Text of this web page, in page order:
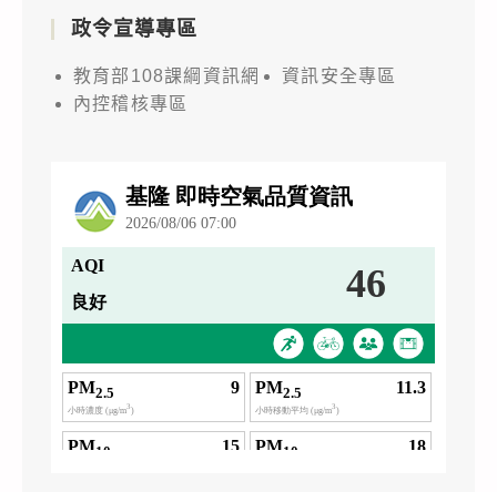
政令宣導專區
教育部108課綱資訊網
資訊安全專區
內控稽核專區